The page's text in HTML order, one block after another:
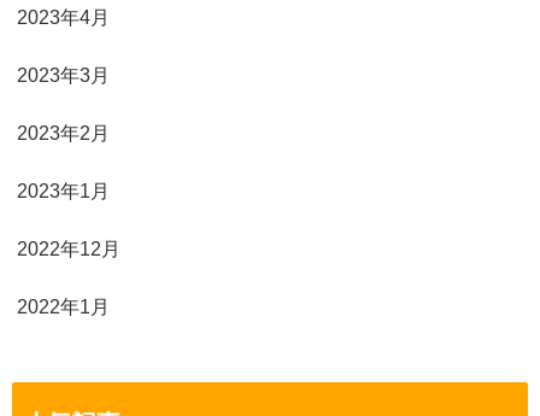
2023年4月
2023年3月
2023年2月
2023年1月
2022年12月
2022年1月